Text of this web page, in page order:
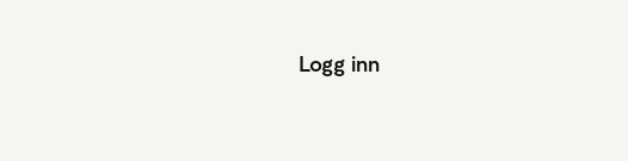
Logg inn